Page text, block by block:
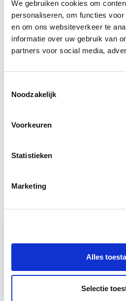
We gebruiken cookies om
personaliseren, om functies
en om ons websiteverkeer te
informatie over uw gebruik van
partners voor social media,
Noodzakelijk
Voorkeuren
Statistieken
Marketing
Alles
Selectie
in de wijk.
Bron: nrc.nl
Vastgoedrecht